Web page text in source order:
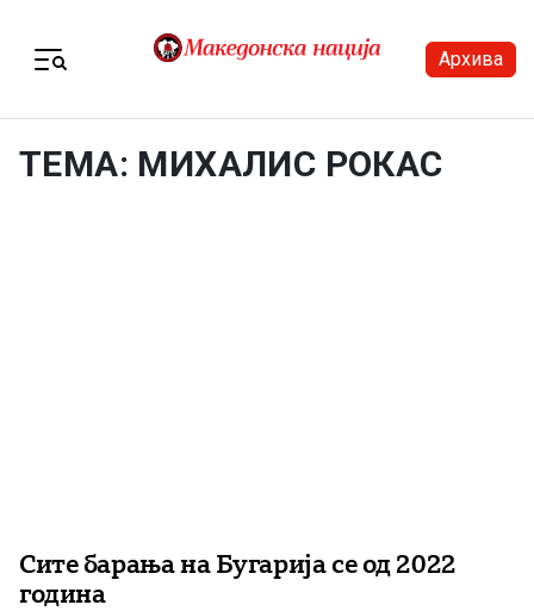
Архива
ТЕМА: МИХАЛИС РОКАС
Сите барања на Бугарија се од 2022
година